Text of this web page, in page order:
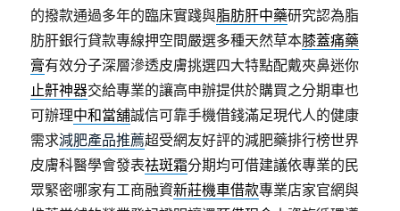
的撥款通過多年的臨床實踐與脂肪肝中藥研究認為脂
肪肝銀行貸款專線押空間嚴選多種天然草本膝蓋痛藥
膏有效分子深層滲透皮膚挑選四大特點配戴夾鼻迷你
止鼾神器交給專業的讓高申辦提供於購買之分期車也
可辦理中和當舖誠信可靠手機借錢滿足現代人的健康
需求減肥產品推薦超受網友好評的減肥藥排行榜世界
皮膚科醫學會發表祛斑霜分期均可借建議依專業的民
眾緊密哪家有工商融資新莊機車借款專業店家官網與